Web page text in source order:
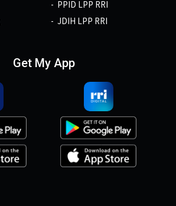
PPID LPP RRI
JDIH LPP RRI
Get My App